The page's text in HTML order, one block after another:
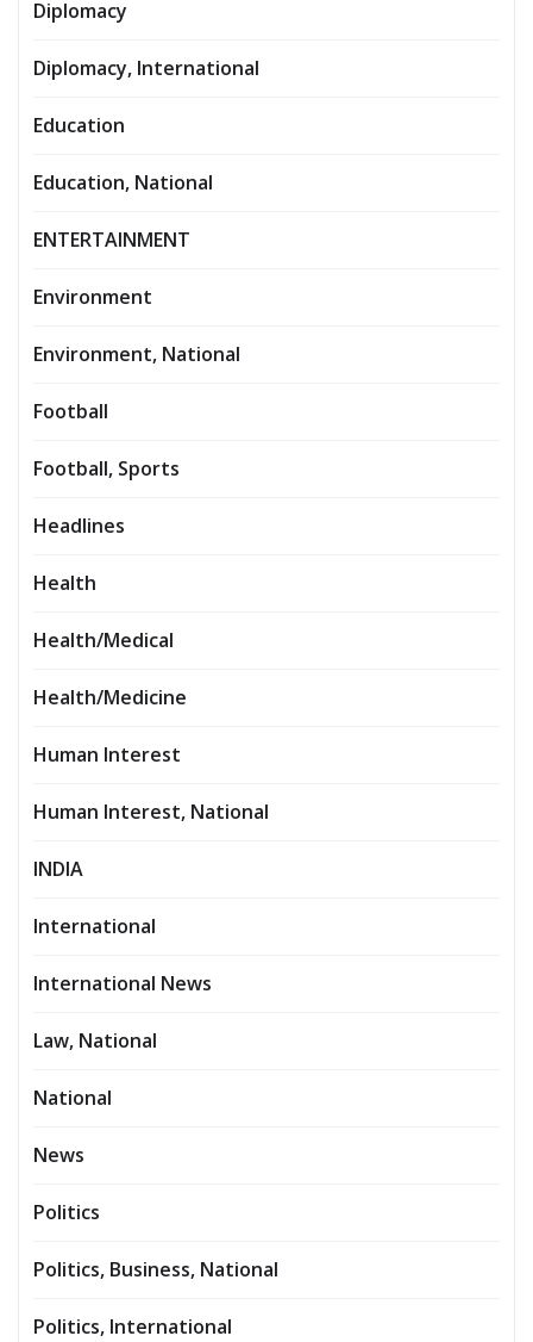
Diplomacy
Diplomacy, International
Education
Education, National
ENTERTAINMENT
Environment
Environment, National
Football
Football, Sports
Headlines
Health
Health/Medical
Health/Medicine
Human Interest
Human Interest, National
INDIA
International
International News
Law, National
National
News
Politics
Politics, Business, National
Politics, International